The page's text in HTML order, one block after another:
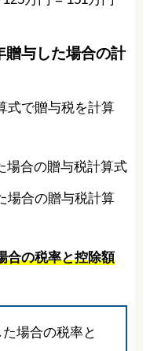
贈与した場合の計
式で贈与税を計算
場合の贈与税計算
合の税率と控除額
場合の税率と